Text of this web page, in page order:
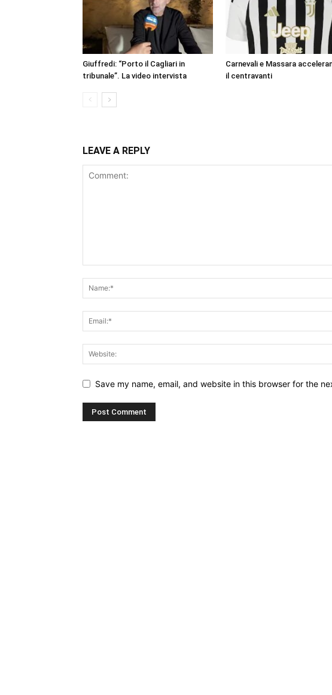
Giuffredi: “Porto il Cagliari in
tribunale”. La video intervista
Carnevali e Massara
il centravanti
LEAVE A REPLY
Save my name, email, and website in this browser for the